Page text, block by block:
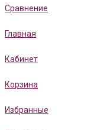
Сравнение
Главная
Кабинет
Корзина
Избранные